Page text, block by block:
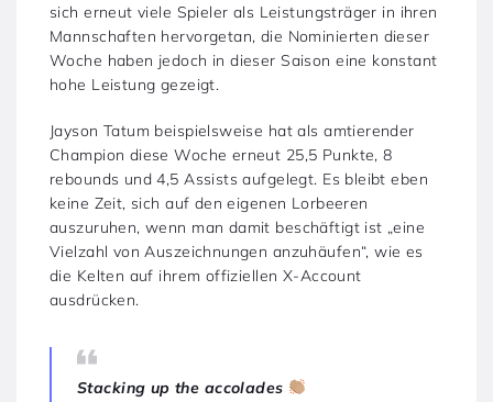
sich erneut viele Spieler als Leistungsträger in ihren
Mannschaften hervorgetan, die Nominierten dieser
Woche haben jedoch in dieser Saison eine konstant
hohe Leistung gezeigt.
Jayson Tatum beispielsweise hat als amtierender
Champion diese Woche erneut 25,5 Punkte, 8
rebounds und 4,5 Assists aufgelegt. Es bleibt eben
keine Zeit, sich auf den eigenen Lorbeeren
auszuruhen, wenn man damit beschäftigt ist „eine
Vielzahl von Auszeichnungen anzuhäufen“, wie es
die Kelten auf ihrem offiziellen X-Account
ausdrücken.
Stacking up the accolades